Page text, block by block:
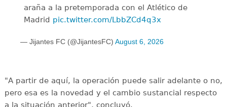
araña a la pretemporada con el Atlético de
Madrid pic.twitter.com/LbbZCd4q3x
— Jijantes FC (@JijantesFC) August 6, 2026
"A partir de aquí, la operación puede salir adelante o no,
pero esa es la novedad y el cambio sustancial respecto
a la situación anterior", concluyó.